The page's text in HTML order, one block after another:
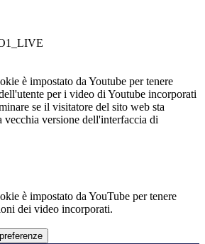
è impostato da Youtube per tenere
per i video di Youtube incorporati
se il visitatore del sito web sta
versione dell'interfaccia di
è impostato da YouTube per tenere
dei video incorporati.